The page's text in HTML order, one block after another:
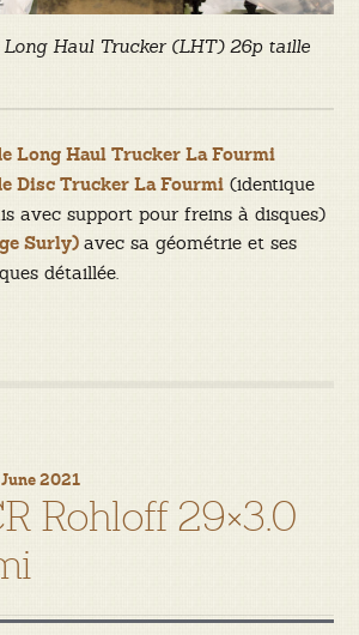
Haul Trucker (LHT) 26p taille
Long Haul Trucker La Fourmi
Disc Trucker La Fourmi(identique
avec support pour freins à disques)
Surly) avec sa géométrie et ses
détaillée.
2021
Rohloff 29×3.0